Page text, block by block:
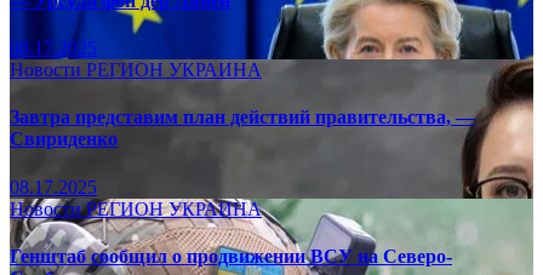
08.17.2025
Новости РЕГИОН УКРАИНА
Завтра представим план действий правительства, —
Свириденко
08.17.2025
НовостиРЕГИОНУКРАИНА
Генштаб сообщил о продвижении ВСУ на Северо-